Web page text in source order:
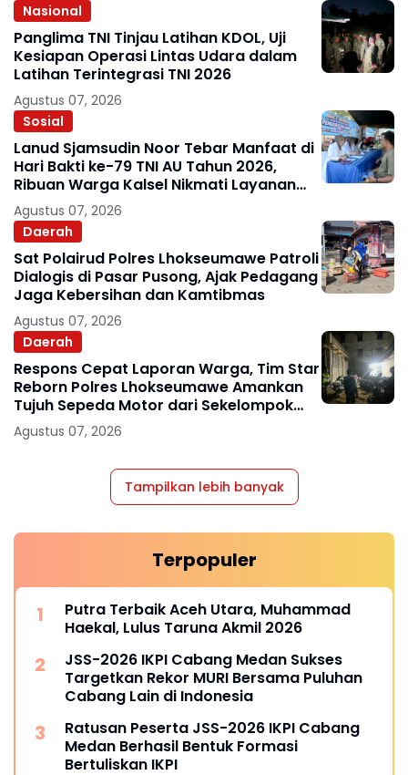
Nasional
Panglima TNI Tinjau Latihan KDOL, Uji
Kesiapan Operasi Lintas Udara dalam
Latihan Terintegrasi TNI 2026
Agustus 07, 2026
Sosial
Lanud Sjamsudin Noor Tebar Manfaat di
Hari Bakti ke-79 TNI AU Tahun 2026,
Ribuan Warga Kalsel Nikmati Layanan
Kesehatan Gratis dan Bazar UMKM
Murah
Agustus 07, 2026
Daerah
Sat Polairud Polres Lhokseumawe Patroli
Dialogis di Pasar Pusong, Ajak Pedagang
Jaga Kebersihan dan Kamtibmas
Agustus 07, 2026
Daerah
Respons Cepat Laporan Warga, Tim Star
Reborn Polres Lhokseumawe Amankan
Tujuh Sepeda Motor dari Sekelompok
Remaja
Agustus 07, 2026
Tampilkan lebih banyak
Terpopuler
Putra Terbaik Aceh Utara, Muhammad
Haekal, Lulus Taruna Akmil 2026
JSS-2026 IKPI Cabang Medan Sukses
Targetkan Rekor MURI Bersama Puluhan
Cabang Lain di Indonesia
Ratusan Peserta JSS-2026 IKPI Cabang
Medan Berhasil Bentuk Formasi
Bertuliskan IKPI